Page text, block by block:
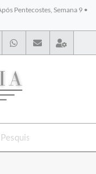
Pentecostes, Semana 9 •